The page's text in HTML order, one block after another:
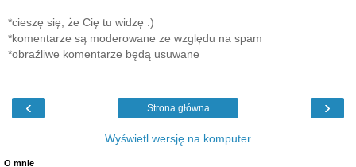
*cieszę się, że Cię tu widzę :)
*komentarze są moderowane ze względu na spam
*obraźliwe komentarze będą usuwane
‹ ›
Strona główna
Wyświetl wersję na komputer
O mnie